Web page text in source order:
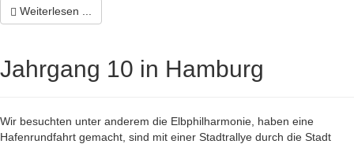
Weiterlesen ...
Jahrgang 10 in Hamburg
Wir besuchten unter anderem die Elbphilharmonie, haben eine
Hafenrundfahrt gemacht, sind mit einer Stadtrallye durch die Stadt